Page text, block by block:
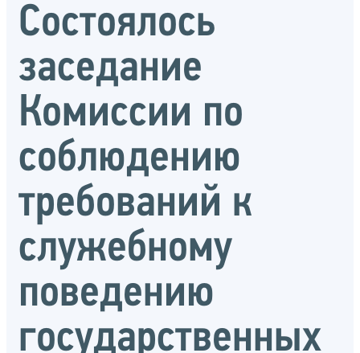
Состоялось
заседание
Комиссии по
соблюдению
требований к
служебному
поведению
государственных